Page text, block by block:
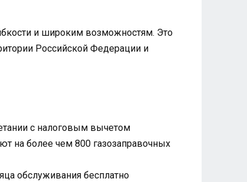
и широким возможностям. Это
Российской Федерации и
с налоговым вычетом
на более чем 800 газозаправочных
обслуживания бесплатно